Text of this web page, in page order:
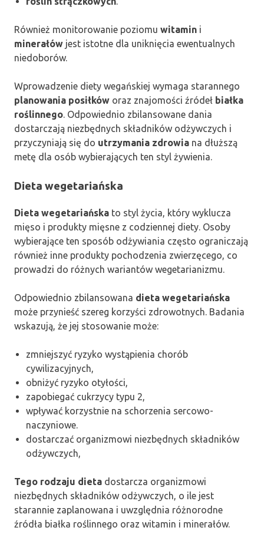
Również monitorowanie poziomu witamin i
minerałów jest istotne dla uniknięcia ewentualnych
niedoborów.
Wprowadzenie diety wegańskiej wymaga starannego
planowania posiłków oraz znajomości źródeł białka
roślinnego. Odpowiednio zbilansowane dania
dostarczają niezbędnych składników odżywczych i
przyczyniają się do utrzymania zdrowia na dłuższą
metę dla osób wybierających ten styl żywienia.
Dieta wegetariańska
Dieta wegetariańska to styl życia, który wyklucza
mięso i produkty mięsne z codziennej diety. Osoby
wybierające ten sposób odżywiania często ograniczają
również inne produkty pochodzenia zwierzęcego, co
prowadzi do różnych wariantów wegetarianizmu.
Odpowiednio zbilansowana dieta wegetariańska
może przynieść szereg korzyści zdrowotnych. Badania
wskazują, że jej stosowanie może:
zmniejszyć ryzyko wystąpienia chorób
cywilizacyjnych,
obniżyć ryzyko otyłości,
zapobiegać cukrzycy typu 2,
wpływać korzystnie na schorzenia sercowo-
naczyniowe.
dostarczać organizmowi niezbędnych składników
odżywczych,
Tego rodzaju dieta dostarcza organizmowi
niezbędnych składników odżywczych, o ile jest
starannie zaplanowana i uwzględnia różnorodne
źródła białka roślinnego oraz witamin i minerałów.